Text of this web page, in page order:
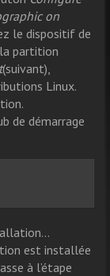
on
le dispositif de
partition
(suivant),
Linux.
de démarrage
est installée
à l’étape